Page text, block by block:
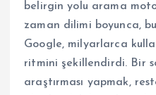
belirgin yolu arama
zaman dilimi boyunca,
Google, milyarlarca
ritmini şekillendirdi. Bir
araştırması yapmak,